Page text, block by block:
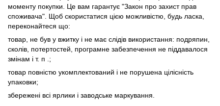
моменту покупки. Це вам гарантує "Закон про захист прав
споживача". Щоб скористатися цією можливістю, будь ласка,
переконайтеся що:
товар, не був у вжитку і не має слідів використання: подряпин,
сколів, потертостей, програмне забезпечення не піддавалося
змінам і т. п .;
товар повністю укомплектований і не порушена цілісність
упаковки;
збережені всі ярлики і заводське маркування.